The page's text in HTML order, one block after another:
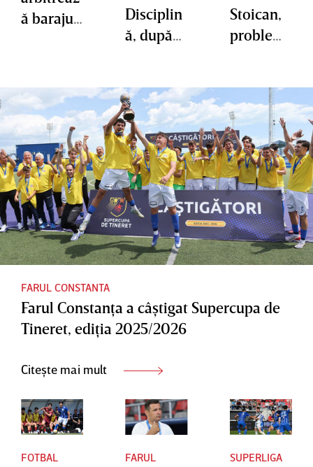
ă barajul
vare în
Superliga
dintre
Farul şi
Chindia
Târgovişt
e
Disciplin
ă, după
fost
filmat
înjurând
la finalul
meciului
Chindia -
Farul
Stoican,
problem
de
returul
de foc cu
Chindia.
Mesaj
pentru
jucătorii
Farului:
”Va fi un
un
FARUL CONSTANTA
Farul Constanţa a câştigat Supercupa de
Tineret, ediţia 2025/2026
Citește mai mult
FOTBAL
FARUL
SUPERLIGA